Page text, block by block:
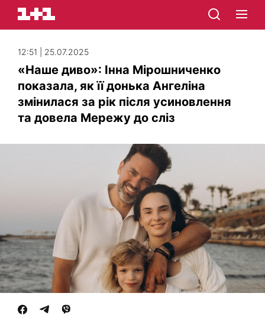
12:51 | 25.07.2025
«Наше диво»: Інна Мірошниченко
показала, як її донька Ангеліна
змінилася за рік після усиновлення
та довела Мережу до сліз